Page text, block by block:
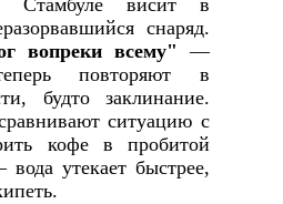
Стамбуле висит в
снаряд.
вопреки всему" —
повторяют в
будто заклинание.
ситуацию с
кофе в пробитой
утекает быстрее,